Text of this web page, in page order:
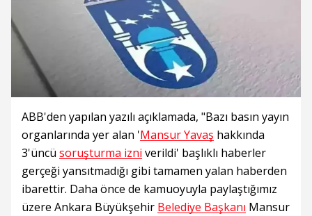
ABB'den yapılan yazılı açıklamada, "Bazı basın yayın
organlarında yer alan 'Mansur Yavaş hakkında
3'üncü soruşturma izni verildi' başlıklı haberler
gerçeği yansıtmadığı gibi tamamen yalan haberden
ibarettir. Daha önce de kamuoyuyla paylaştığımız
üzere Ankara Büyükşehir Belediye Başkanı Mansur